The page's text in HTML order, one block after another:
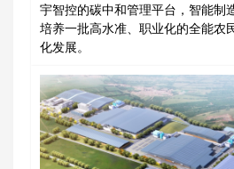
宇智控的碳中和管理平台，智能制
培养一批高水准、职业化的全能农
化发展。